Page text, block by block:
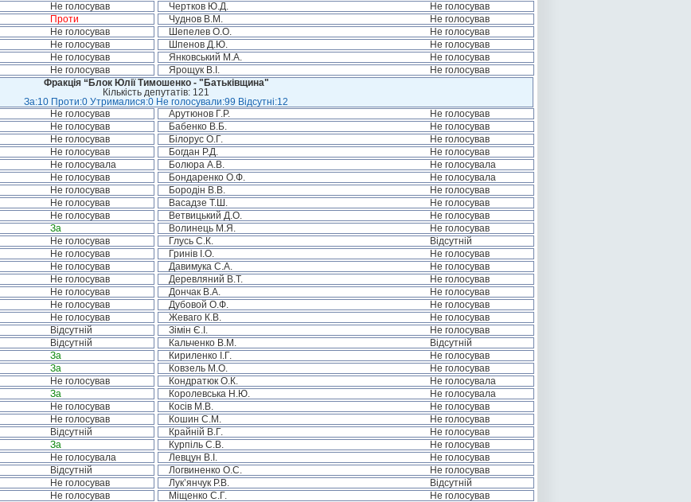
Не голосував Чертков Ю.Д.
Не голосував
Проти Чуднов В.М.
Не голосував
Не голосував Шепелев О.О.
Не голосував
Не голосував Шпенов Д.Ю.
Не голосував
Не голосував Янковський М.А.
Не голосував
Не голосував Ярощук В.І.
Не голосував
Фракція “Блок Юлії Тимошенко - "Батьківщина"
Кількість депутатів: 121
За:10 Проти:0 Утрималися:0 Не голосували:99 Відсутні:12
Не голосував Арутюнов Г.Р.
Не голосував
Не голосував Бабенко В.Б.
Не голосував
Не голосував Білорус О.Г.
Не голосував
Не голосував Богдан Р.Д.
Не голосував
Не голосувала Болюра А.В.
Не голосувала
Не голосував Бондаренко О.Ф.
Не голосувала
Не голосував Бородін В.В.
Не голосував
Не голосував Васадзе Т.Ш.
Не голосував
Не голосував Ветвицький Д.О.
Не голосував
За Волинець М.Я.
Не голосував
Не голосував Глусь С.К.
Відсутній
Не голосував Гринів І.О.
Не голосував
Не голосував Давимука С.А.
Не голосував
Не голосував Деревляний В.Т.
Не голосував
Не голосував Дончак В.А.
Не голосував
Не голосував Дубовой О.Ф.
Не голосував
Не голосував Жеваго К.В.
Не голосував
Відсутній Зімін Є.І.
Не голосував
Відсутній Кальченко В.М.
Відсутній
За Кириленко І.Г.
Не голосував
За Ковзель М.О.
Не голосував
Не голосував Кондратюк О.К.
Не голосувала
За Королевська Н.Ю.
Не голосувала
Не голосував Косів М.В.
Не голосував
Не голосував Кошин С.М.
Не голосував
Відсутній Крайній В.Г.
Не голосував
За Курпіль С.В.
Не голосував
Не голосувала Левцун В.І.
Не голосував
Відсутній Логвиненко О.С.
Не голосував
Не голосував Лук’янчук Р.В.
Відсутній
Не голосував Міщенко С.Г.
Не голосував